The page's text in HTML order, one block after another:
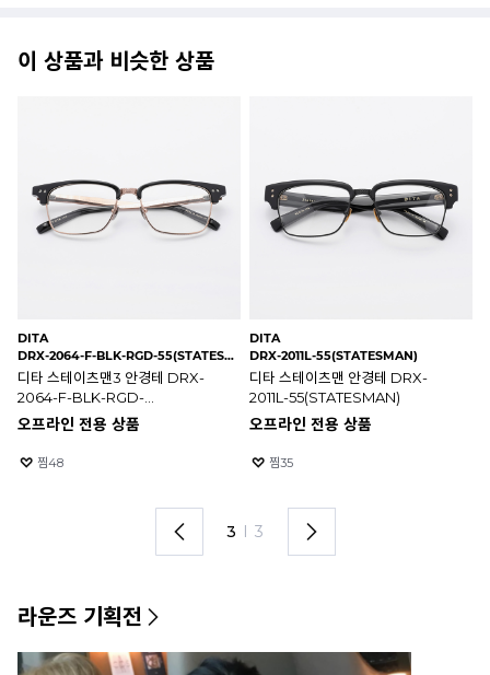
이 상품과 비슷한 상품
DITA
DRX-2064-F-BLK-RGD-55(STATESMAN3)
디타 스테이츠맨3 안경테 DRX-
2064-F-BLK-RGD-
55(STATESMAN3)
오프라인 전용 상품
찜48
DITA
DRX-2011L-55(STATESMAN)
디타 스테이츠맨 안경테 DRX-
2011L-55(STATESMAN)
오프라인 전용 상품
찜35
3 3
라운즈 기획전